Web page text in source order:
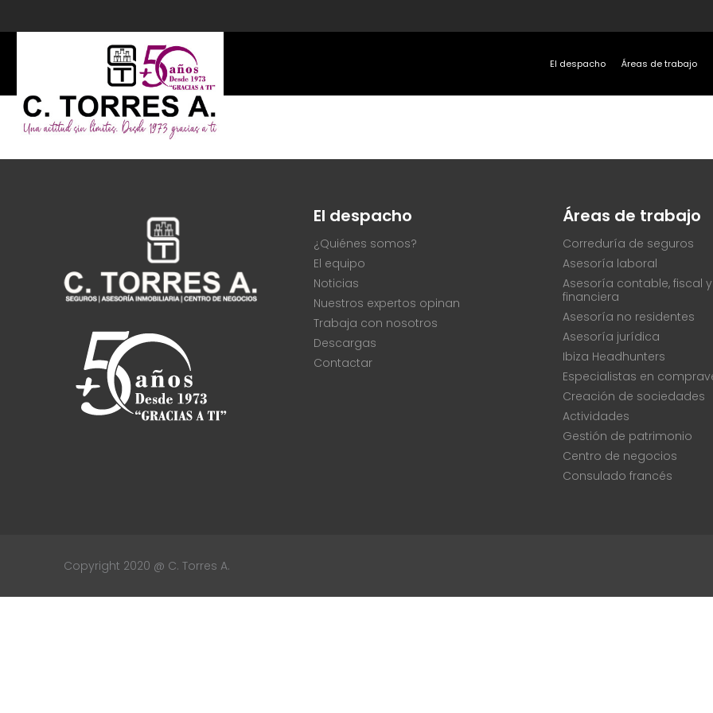
El despacho Áreas de trabajo
El despacho
¿Quiénes somos?
El equipo
Noticias
Nuestros expertos opinan
Trabaja con nosotros
Descargas
Contactar
Áreas de trabajo
Correduría de seguros
Asesoría laboral
Asesoría contable, fiscal y
financiera
Asesoría no residentes
Asesoría jurídica
Ibiza Headhunters
Especialistas en
Creación de sociedades
Actividades
Gestión de patrimonio
Centro de negocios
Consulado francés
Copyright 2020 @ C. Torres A.